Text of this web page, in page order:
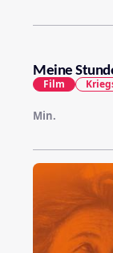
Meine
Min.
Film